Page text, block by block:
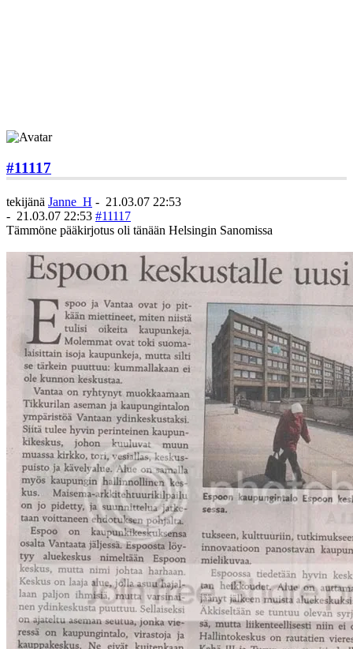
#11117
tekijänä Janne_H - 21.03.07 22:53
- 21.03.07 22:53 #11117
Tämmöne pääkirjotus oli tänään Helsingin Sanomissa